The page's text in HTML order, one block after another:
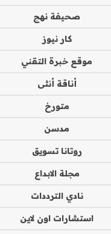
صحيفة نهج
كار نيوز
موقع خبرة التقني
أناقة أنثى
متورخ
مدسن
روتانا تسويق
مجلة الابداع
نادي الترددات
استشارات اون لاين